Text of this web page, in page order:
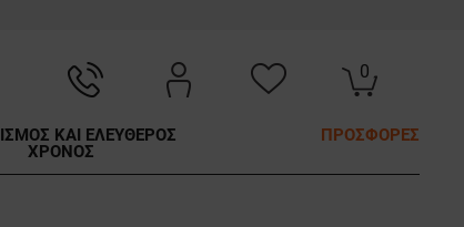
0
ΚΑΙ ΕΛΕΥΘΕΡΟΣ
ΧΡΟΝΟΣ
ΠΡΟΣΦΟΡΕΣ